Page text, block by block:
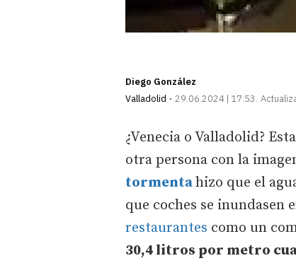
Diego González
Valladolid
29.06.2024 | 17:53
¿Venecia o Valladolid?
otra persona con la
tormentahizo que el
que coches se inundasen
restaurantes como un
30,4 litros por metro